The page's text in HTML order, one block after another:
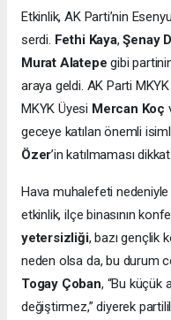
Etkinlik, AK Parti’nin
serdi. Fethi Kaya,Şenay
Murat Alatepe gibi
araya geldi. AK Parti
MKYK Üyesi Mercan Koç
geceye katılan önemli
Özer’in katılmaması
Hava muhalefeti nedeniyle
etkinlik, ilçe binasının
yetersizliği, bazı gençlik
neden olsa da, bu durum
Togay Çoban, “Bu küçük
değiştirmez,” diyerek